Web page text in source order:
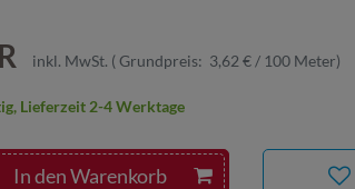
inkl. MwSt. (Grundpreis: 3,62 € / 100 Meter)
In den Warenkorb
Lieferzeit 2-4 Werktage